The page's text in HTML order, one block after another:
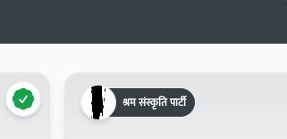
श्रम संस्कृति पार्टी